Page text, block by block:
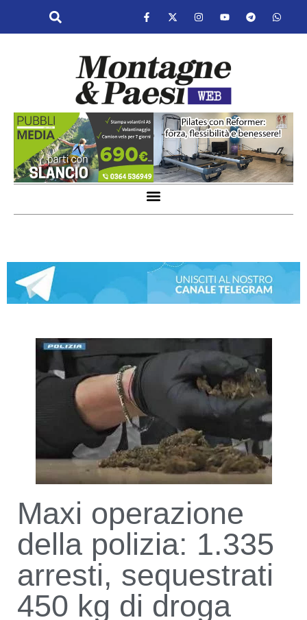
Maxi operazione
della polizia: 1.335
arresti, sequestrati
450 kg di droga